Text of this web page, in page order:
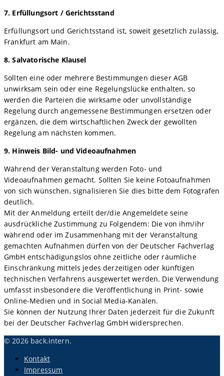
7. Erfüllungsort / Gerichtsstand
Erfüllungsort und Gerichtsstand ist, soweit gesetzlich zulässig,
Frankfurt am Main.
8. Salvatorische Klausel
Sollten eine oder mehrere Bestimmungen dieser AGB
unwirksam sein oder eine Regelungslücke enthalten, so
werden die Parteien die wirksame oder unvollständige
Regelung durch angemessene Bestimmungen ersetzen oder
ergänzen, die dem wirtschaftlichen Zweck der gewollten
Regelung am nächsten kommen.
9. Hinweis Bild- und Videoaufnahmen
Während der Veranstaltung werden Foto- und
Videoaufnahmen gemacht. Sollten Sie keine Fotoaufnahmen
von sich wünschen, signalisieren Sie dies bitte dem Fotografen
deutlich.
Mit der Anmeldung erteilt der/die Angemeldete seine
ausdrückliche Zustimmung zu Folgendem: Die von ihm/ihr
während oder im Zusammenhang mit der Veranstaltung
gemachten Aufnahmen dürfen von der Deutscher Fachverlag
GmbH entschädigungslos ohne zeitliche oder räumliche
Einschränkung mittels jedes derzeitigen oder künftigen
technischen Verfahrens ausgewertet werden. Die Verwendung
umfasst insbesondere die Veröffentlichung in Print- sowie
Online-Medien und in Social Media-Kanälen.
Sie können der Nutzung Ihrer Daten jederzeit für die Zukunft
bei der Deutscher Fachverlag GmbH widersprechen.
© 2026 back.intern.
Kontakt
Impressum